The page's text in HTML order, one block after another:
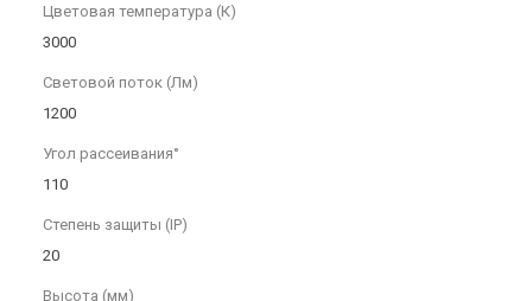
Цветовая температура (К)
3000
Световой поток (Лм)
1200
Угол рассеивания°
110
Степень защиты (IP)
20
Высота (мм)